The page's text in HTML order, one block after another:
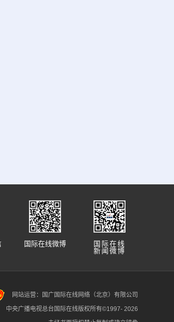
国际在线
新闻微博
国际在线微博
网站运营：国广国际在线网络（北京）有限公司
中央广播电视总台国际在线版权所有©1997- 2026